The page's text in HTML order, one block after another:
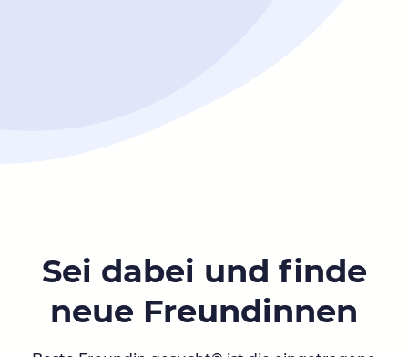
Sei dabei und finde
neue Freundinnen